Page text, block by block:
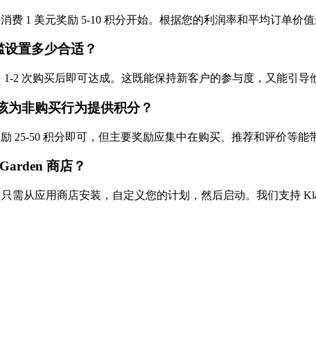
费 1 美元奖励 5-10 积分开始。根据您的利润率和平均订单价
置多少合适？
2 次购买后即可达成。这既能保持新客户的参与度，又能引导
非购买行为提供积分？
25-50 积分即可，但主要奖励应集中在购买、推荐和评价等能
商店？
需从应用商店安装，自定义您的计划，然后启动。我们支持